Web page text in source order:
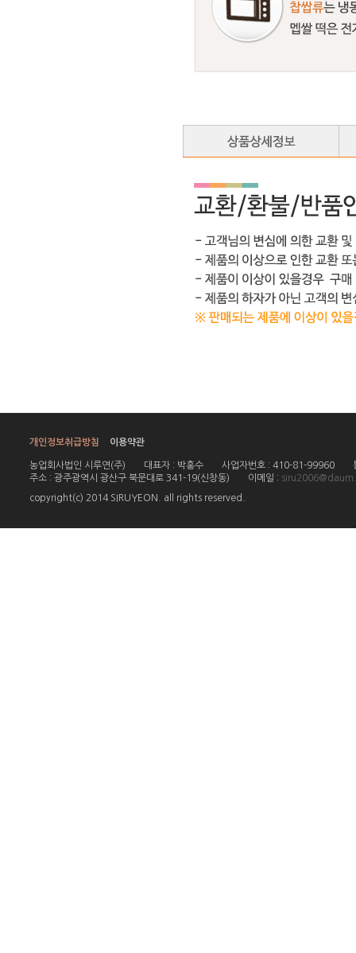
개인정보취급방침 이용약관
농업회사법인 시루연(주) 대표자 : 박홍수 사업자번호 : 410-81-99960
주소 : 광주광역시 광산구 북문대로 341-19(신창동)
이메일 :
copyright(c) 2014 SIRUYEON. all rights reserved.